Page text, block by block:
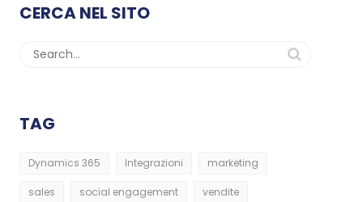
CERCA NEL SITO
TAG
Dynamics 365 Integrazioni marketing
sales social engagement vendite